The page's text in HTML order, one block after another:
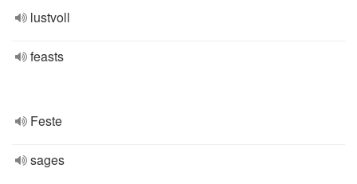
lustvoll
feasts
Feste
sages